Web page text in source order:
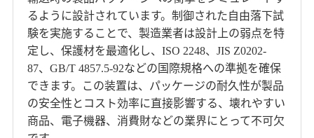
るように設計されています。制御された自由落下試
験を実施することで、製造業者は設計上の弱点を特
定し、保護材を最適化し、ISO 2248、JIS Z0202-
87、GB/T 4857.5-92などの国際規格への準拠を確保
できます。この装置は、パッケージの耐久性が製品
の安全性とコスト効率に直接影響する、壊れやすい
商品、電子機器、消費財などの業界にとって不可欠